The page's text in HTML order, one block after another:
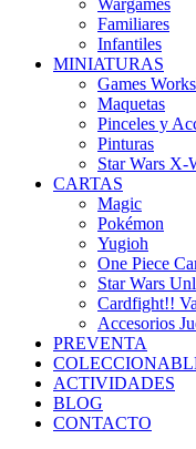
Familiares
Infantiles
MINIATURAS
Games
Maquetas
Pinceles y
Pinturas
Star Wars X-
CARTAS
Magic
Pokémon
Yugioh
One Piece
Star Wars
Cardfight!!
Accesorios
PREVENTA
ACTIVIDADES
BLOG
CONTACTO